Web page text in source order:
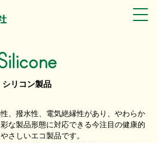
シリコン製品
、撥水性、電気絶縁性があり、やわらか
な製品形態に対応できる今注目の健康的
さしいエコ製品です。